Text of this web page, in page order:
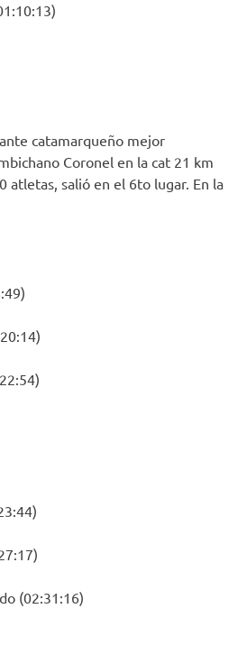
catamarqueño mejor
Coronel en la cat 21 km
atletas, salió en el 6to lugar. En la
(02:31:16)